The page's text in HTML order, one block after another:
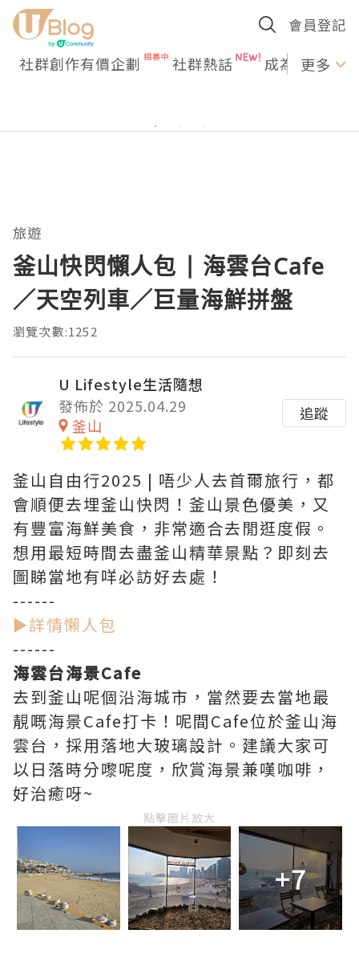
會員登記
社群創作有價企劃 社群熱話 成為U更多
旅遊
釜山快閃懶人包 | 海雲台Cafe
／天空列車／巨量海鮮拼盤
瀏覽次數:1252
U Lifestyle生活隨想
發佈於 2025.04.29
釜山
追蹤
釜山自由行2025 | 唔少人去首爾旅行，都
會順便去埋釜山快閃！釜山景色優美，又
有豐富海鮮美食，非常適合去閒逛度假。
想用最短時間去盡釜山精華景點？即刻去
圖睇當地有咩必訪好去處！
------
►詳情懶人包
------
海雲台海景Cafe
去到釜山呢個沿海城市，當然要去當地最
靚嘅海景Cafe打卡！呢間Cafe位於釜山海
雲台，採用落地大玻璃設計。建議大家可
以日落時分嚟呢度，欣賞海景兼嘆咖啡，
好治癒呀~
點擊圖片放大
+7